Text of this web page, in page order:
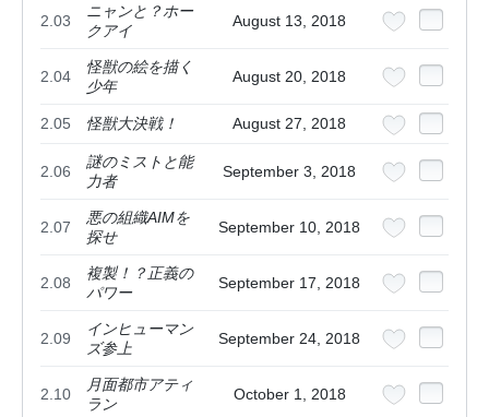
2.03
ニャンと？ホー
クアイ
August 13, 2018
2.04
怪獣の絵を描く
少年
August 20, 2018
2.05 怪獣大決戦！ August 27, 2018
2.06
謎のミストと能
力者
September 3, 2018
2.07
悪の組織AIMを
探せ
September 10, 2018
2.08
複製！？正義の
パワー
September 17, 2018
2.09
インヒューマン
ズ参上
September 24, 2018
2.10
月面都市アティ
ラン
October 1, 2018